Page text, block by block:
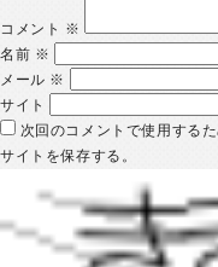
コメント ※
名前 ※
メール ※
サイト
次回のコメントで使用する
サイトを保存する。